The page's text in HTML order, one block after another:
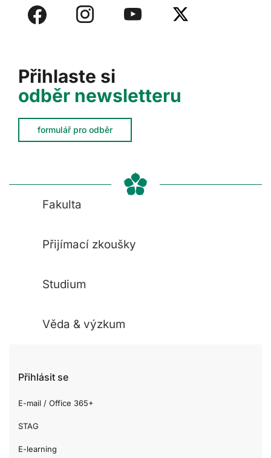
Přihlaste si
odběr newsletteru
formulář pro odběr
Fakulta
Přijímací zkoušky
Studium
Věda & výzkum
Přihlásit se
E-mail / Office 365+
STAG
E-learning